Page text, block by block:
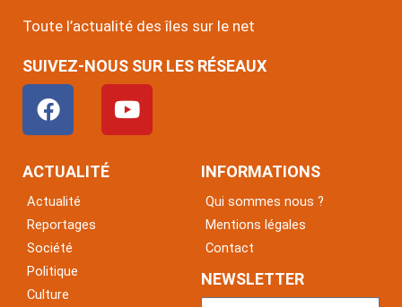
Toute l’actualité des îles sur le net
SUIVEZ-NOUS SUR LES RÉSEAUX
F
a
c
e
o
o
k
Y
o
u
ACTUALITÉ
Actualité
Reportages
Société
Politique
Culture
INFORMATIONS
Qui sommes nous ?
Mentions légales
Contact
NEWSLETTER